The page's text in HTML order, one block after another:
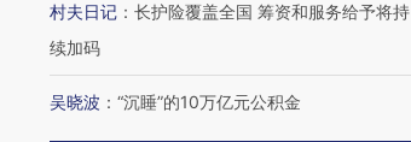
村夫日记 ： 长护险覆盖全国 筹资和服务给予将持
续加码
吴晓波 ： “沉睡”的10万亿元公积金